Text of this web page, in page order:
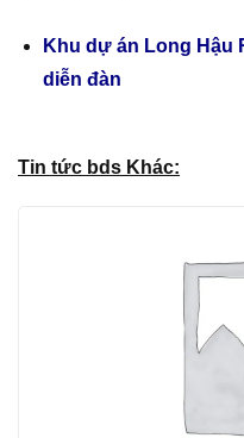
Khu dự án Long Hậu
diễn đàn
Tin tức bds Khác: